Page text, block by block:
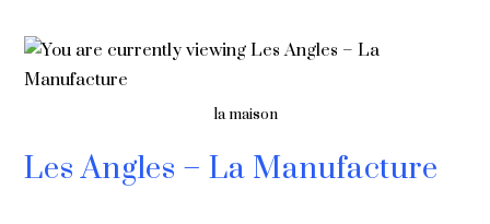
la maison
Les Angles – La Manufacture